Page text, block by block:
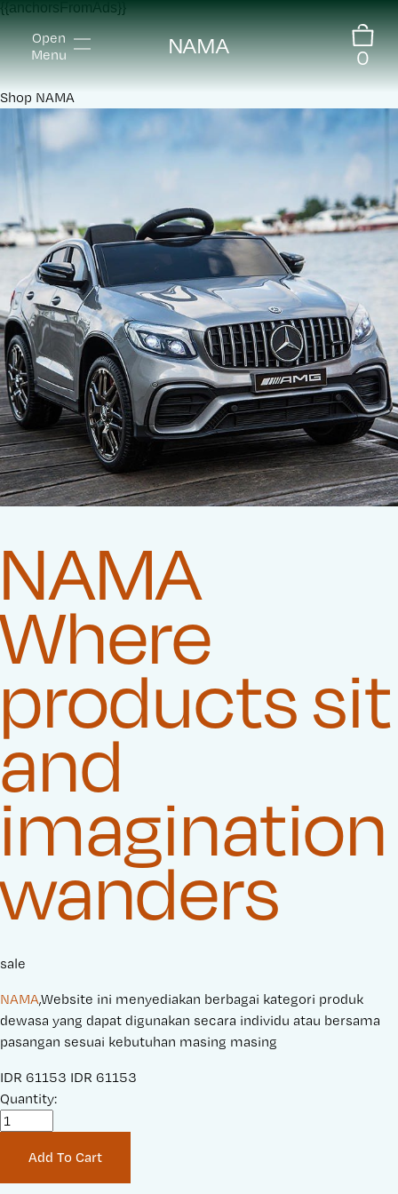
{{anchorsFromAds}}
Open
Menu
NAMA 0
Shop NAMA
NAMA
Where
products sit
and
imagination
wanders
sale
NAMA,Website ini menyediakan berbagai kategori produk
dewasa yang dapat digunakan secara individu atau bersama
pasangan sesuai kebutuhan masing masing
S
a
r
IDR 61153 O
i
n
IDR 61153
Quantity:
Add To Cart